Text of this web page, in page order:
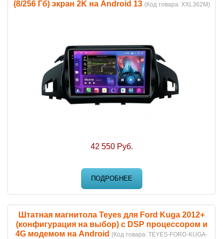
(8/256 Гб) экран 2K на Android 13 (Код товара: XXL362M)
42 550 Руб.
ПОДРОБНЕЕ
Штатная магнитола Teyes для Ford Kuga 2012+
(конфигурация на выбор) с DSP процессором и
4G модемом на Android (Код товара: TEYES-FORD-KUGA-